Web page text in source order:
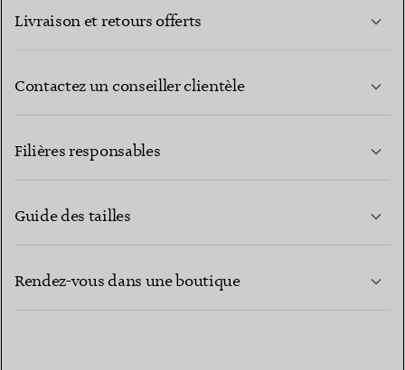
Livraison et retours offerts
Contactez un conseiller clientèle
Filières responsables
Guide des tailles
Rendez-vous dans une boutique